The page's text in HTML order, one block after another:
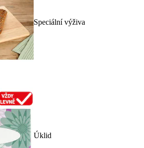
Speciální výživa
Úklid